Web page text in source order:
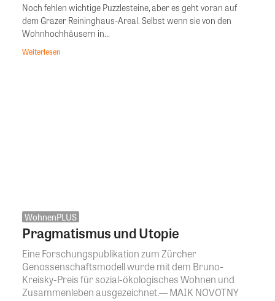
Noch fehlen wichtige Puzzlesteine, aber es geht voran auf
dem Grazer Reininghaus-Areal. Selbst wenn sie von den
Wohnhochhäusern in...
Weiterlesen
WohnenPLUS
Pragmatismus und Utopie
Eine Forschungspublikation zum Zürcher
Genossenschaftsmodell wurde mit dem Bruno-
Kreisky-Preis für sozial-ökologisches Wohnen und
Zusammenleben ausgezeichnet.— MAIK NOVOTNY